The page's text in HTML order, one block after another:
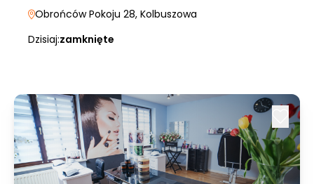
Obrońców Pokoju 28, Kolbuszowa
Dzisiaj:zamknięte